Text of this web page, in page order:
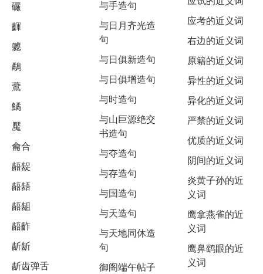
礹
齳
軈
鷸
鷰
鱊
魘
龠合
龉龊
龉龉
龉龃
龉齚
龂龂
龂齿弹舌
与手造句
与日月齐光造
句
与日俱新造句
与日俱增造句
与时造句
与山巨源绝交
书造句
与夺造句
与存造句
与国造句
与天造句
与天地同休造
句
御阁端午帖子
应考的近义词
右边的近义词
原籍的近义词
异性的近义词
异化的近义词
严禁的近义词
优质的近义词
阴间的近义词
炎黄子孙的近
义词
鹰拿燕雀的近
义词
鹰鼻鹞眼的近
义词